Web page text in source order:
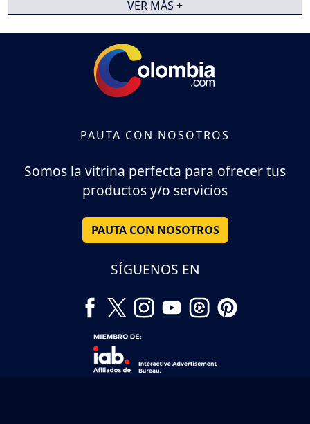
VER MÁS +
PAUTA CON NOSOTROS
Somos la vitrina perfecta para ofrecer tus
productos y/o servicios
PAUTA CON NOSOTROS
SÍGUENOS EN